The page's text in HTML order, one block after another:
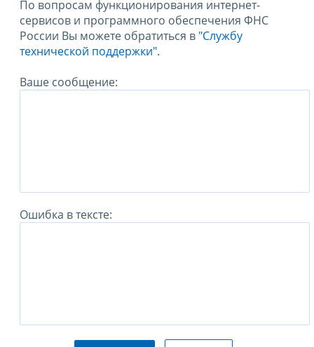
По вопросам функционирования интернет-
сервисов и программного обеспечения ФНС
России Вы можете обратиться в "Службу
технической поддержки".
Ваше сообщение:
Ошибка в тексте: